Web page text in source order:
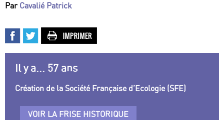
Par Cavalié Patrick
Il y a... 57 ans
Création de la Société Française d’Ecologie (SFE)
VOIR LA FRISE HISTORIQUE